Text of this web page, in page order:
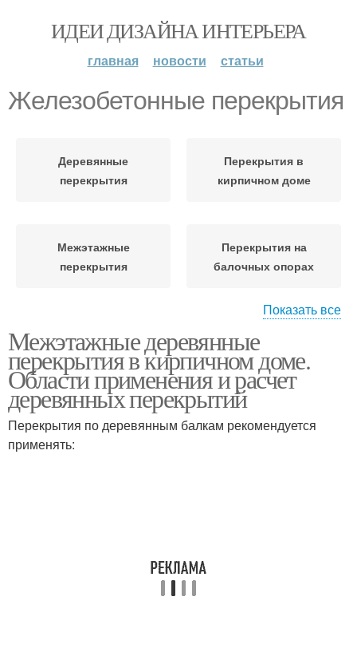
ИДЕИ ДИЗАЙНА ИНТЕРЬЕРА
главная новости статьи
Железобетонные перекрытия
Деревянные
перекрытия
Перекрытия в
кирпичном доме
Межэтажные
перекрытия
Перекрытия на
балочных опорах
деревянном доме
Чердачное перекрытие
Перекрытие по
деревянным балкам
Межэтажное
Показать все
Межэтажные деревянные
перекрытия в кирпичном доме.
Области применения и расчет
деревянных перекрытий
Перекрытия по деревянным балкам рекомендуется
применять: